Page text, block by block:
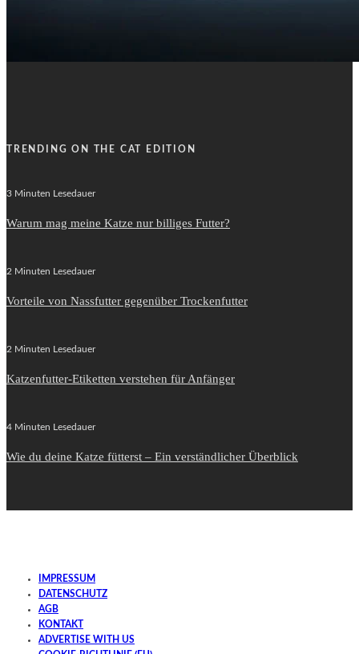
TRENDING ON THE CAT EDITION
3 Minuten Lesedauer
Warum mag meine Katze nur billiges Futter?
2 Minuten Lesedauer
Vorteile von Nassfutter gegenüber Trockenfutter
2 Minuten Lesedauer
Katzenfutter-Etiketten verstehen für Anfänger
4 Minuten Lesedauer
Wie du deine Katze fütterst – Ein verständlicher Überblick
IMPRESSUM
DATENSCHUTZ
AGB
KONTAKT
ADVERTISE WITH US